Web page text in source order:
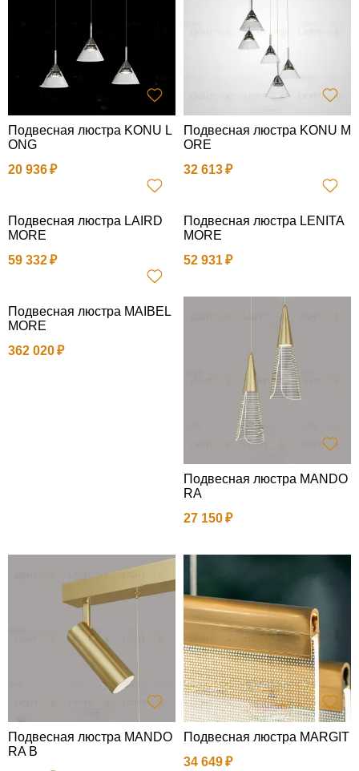
Подвесная люстра KONU L
ONG
20 936
Подвесная люстра KONU M
ORE
32 613
Подвесная люстра LAIRD
MORE
59 332
Подвесная люстра LENITA
MORE
52 931
Подвесная люстра MAIBEL
MORE
362 020
Подвесная люстра MANDO
RA
27 150
Подвесная люстра MANDO
RA B
Подвесная люстра MARGIT
34 649